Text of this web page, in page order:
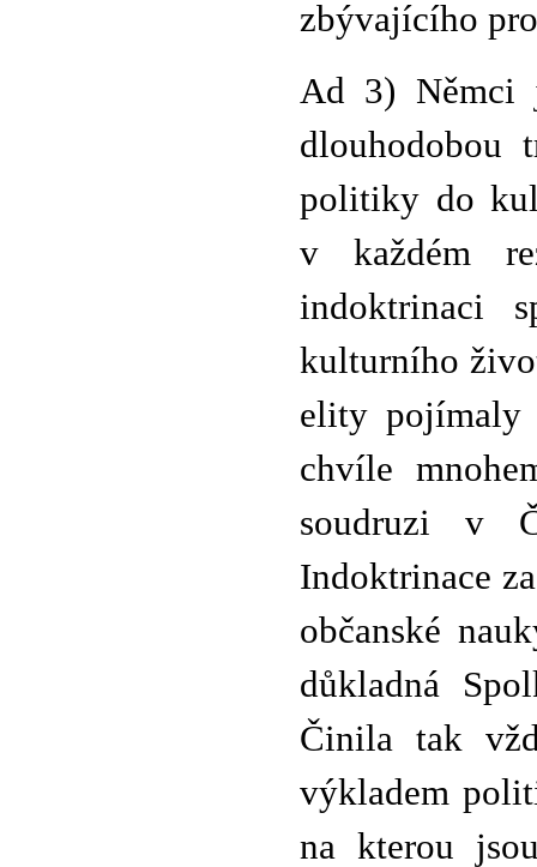
zbývajícího
Ad 3) Němci
dlouhodobou
politiky do
v každém
indoktrinaci
kulturního
elity pojímaly
chvíle
soudruzi v
Indoktrinace
občanské
důkladná
Činila tak
výkladem
na kterou